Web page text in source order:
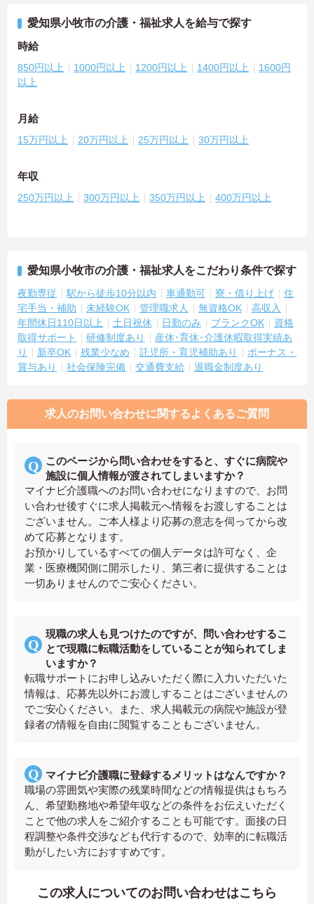
愛知県小牧市の介護・福祉求人を給与で探す
時給
850円以上 1000円以上 1200円以上 1400円以上
1600円
以上
月給
15万円以上 20万円以上 25万円以上 30万円以上
年収
250万円以上 300万円以上 350万円以上 400万円以上
愛知県小牧市の介護・福祉求人をこだわり条件で探す
夜勤専従 駅から徒歩10分以内 車通勤可 寮・借り上げ
住
宅手当・補助
未経験OK 管理職求人 無資格OK
高収入
年間休日110日以上
土日祝休 日勤のみ ブランクOK
資格
取得サポート
研修制度あり
産休･育休･介護休暇取得実績あ
り
新卒OK 残業少なめ 託児所・育児補助あり
ボーナス・
賞与あり
社会保険完備 交通費支給 退職金制度あり
求人のお問い合わせに関するよくあるご質問
このページから問い合わせをすると、すぐに病院や
施設に個人情報が渡されてしまいますか？
マイナビ介護職へのお問い合わせになりますので、お問
い合わせ後すぐに求人掲載元へ情報をお渡しすることは
ございません。ご本人様より応募の意志を伺ってから改
めて応募となります。
お預かりしているすべての個人データは許可なく、企
業・医療機関側に開示したり、第三者に提供することは
一切ありませんのでご安心ください。
現職の求人も見つけたのですが、問い合わせするこ
とで現職に転職活動をしていることが知られてしま
いますか？
転職サポートにお申し込みいただく際に入力いただいた
情報は、応募先以外にお渡しすることはございませんの
でご安心ください。また、求人掲載元の病院や施設が登
録者の情報を自由に閲覧することもございません。
マイナビ介護職に登録するメリットはなんですか？
職場の雰囲気や実際の残業時間などの情報提供はもちろ
ん、希望勤務地や希望年収などの条件をお伝えいただく
ことで他の求人をご紹介することも可能です。面接の日
程調整や条件交渉なども代行するので、効率的に転職活
動がしたい方におすすめです。
この求人についてのお問い合わせはこちら